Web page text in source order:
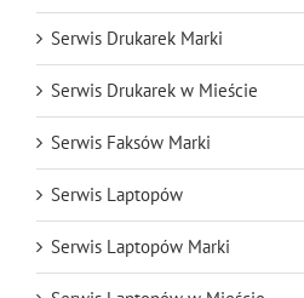
Serwis Drukarek Marki
Serwis Drukarek w Mieście
Serwis Faksów Marki
Serwis Laptopów
Serwis Laptopów Marki